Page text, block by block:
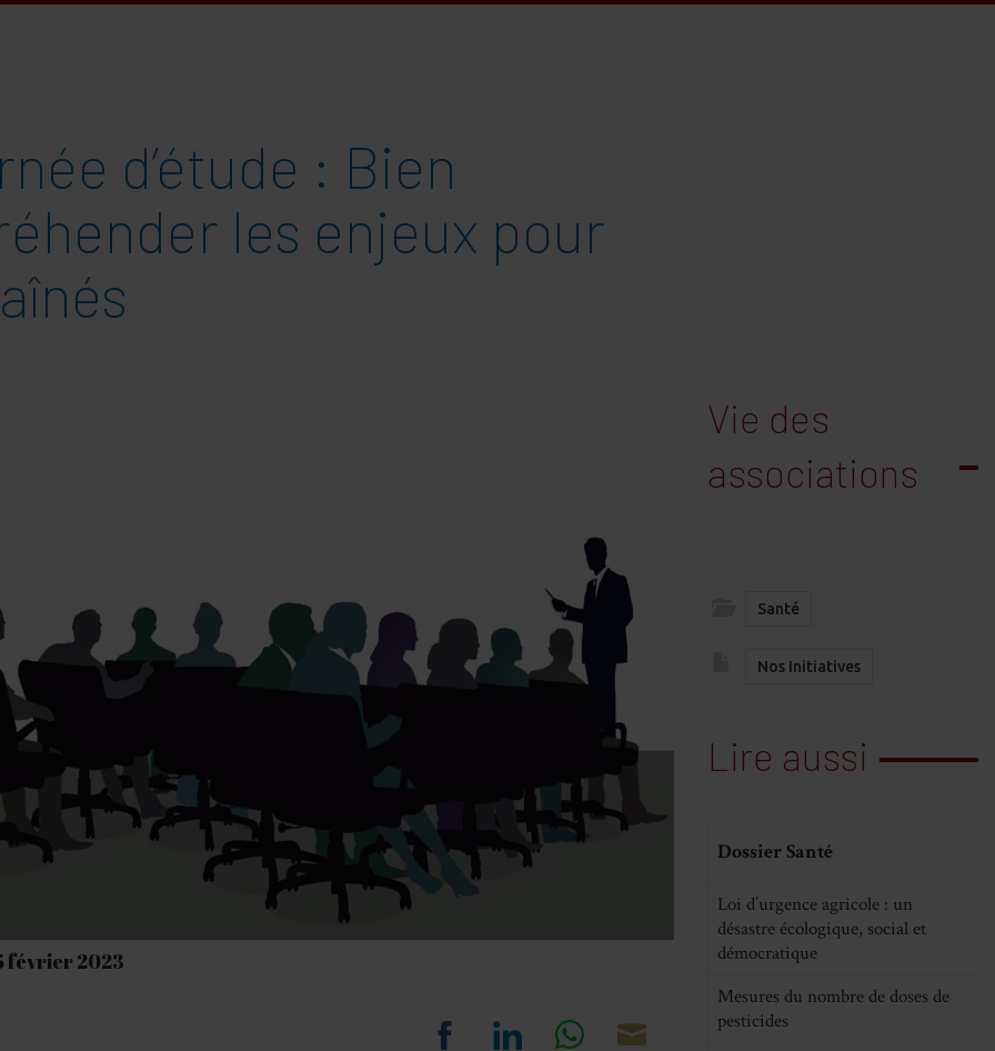
d’étude : Bien
les enjeux pour
février 2023
Vie des
associations
Santé
Nos Initiatives
Lire aussi
Dossier Santé
Loi d’urgence agricole : un
désastre écologique, social et
démocratique
Mesures du nombre de doses de
pesticides